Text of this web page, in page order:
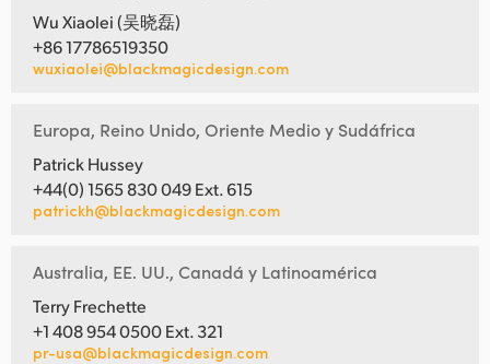
Wu Xiaolei (吴晓磊)
+86 17786519350
wuxiaolei@blackmagicdesign.com
Europa, Reino Unido, Oriente Medio y Sudáfrica
Patrick Hussey
+44(0) 1565 830 049 Ext. 615
patrickh@blackmagicdesign.com
Australia, EE. UU., Canadá y Latinoamérica
Terry Frechette
+1 408 954 0500 Ext. 321
pr-usa@blackmagicdesign.com